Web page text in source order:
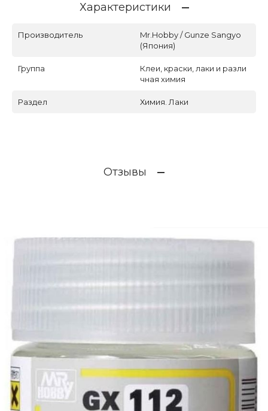
Характеристики
Производитель
Mr.Hobby / Gunze Sangyo
(Япония)
Группа
Клеи, краски, лаки и разли
чная химия
Раздел Химия. Лаки
Отзывы